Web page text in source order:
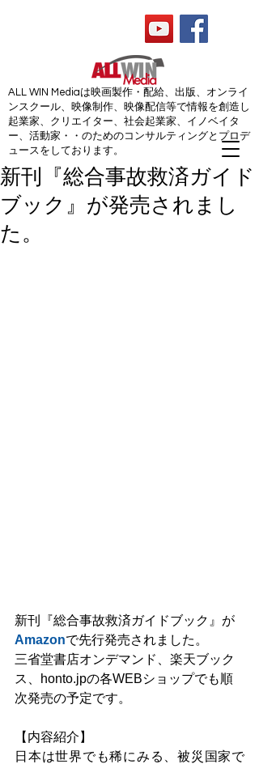
ALL WIN Mediaは映画製作・配給、出版、オンライ
ンスクール、映像制作、映像配信等で情報を創造し
起業家、クリエイター、社会起業家、イノベイタ
ー、活動家・・のためのコンサルティングとプロデ
ュースをしております。
新刊『総合事故救済ガイド
ブック』が発売されまし
た。
新刊『総合事故救済ガイドブック』が
Amazonで先行発売されました。
三省堂書店オンデマンド、楽天ブック
ス、honto.jpの各WEBショップでも順
次発売の予定です。
【内容紹介】
日本は世界でも稀にみる、被災国家で